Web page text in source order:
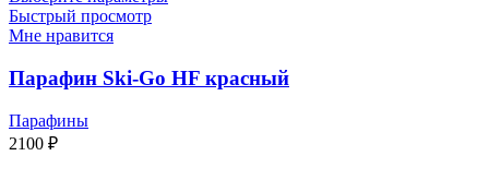
Быстрый просмотр
Мне нравится
Парафин Ski-Go HF красный
Парафины
2100 ₽